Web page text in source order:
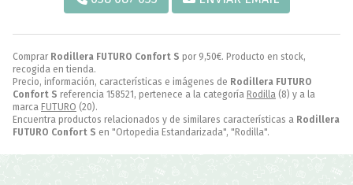
Comprar Rodillera FUTURO Confort S por 9,50€. Producto en stock,
recogida en tienda.
Precio, información, características e imágenes de Rodillera FUTURO
Confort S referencia 158521, pertenece a la categoría Rodilla (8) y a la
marca FUTURO (20).
Encuentra productos relacionados y de similares características a Rodillera
FUTURO Confort S en "Ortopedia Estandarizada", "Rodilla".